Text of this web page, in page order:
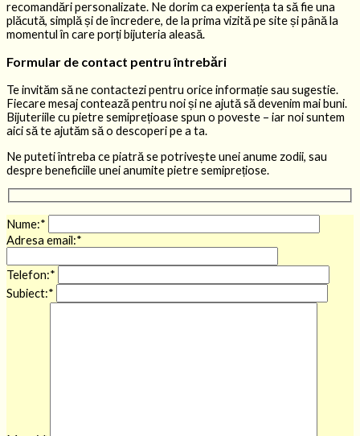
recomandări personalizate. Ne dorim ca experiența ta să fie una
plăcută, simplă și de încredere, de la prima vizită pe site și până la
momentul în care porți bijuteria aleasă.
Formular de contact pentru întrebări
Te invităm să ne contactezi pentru orice informație sau sugestie.
Fiecare mesaj contează pentru noi și ne ajută să devenim mai buni.
Bijuteriile cu pietre semiprețioase spun o poveste – iar noi suntem
aici să te ajutăm să o descoperi pe a ta.
Ne puteti întreba ce piatră se potrivește unei anume zodii, sau
despre beneficiile unei anumite pietre semiprețiose.
Nume:*
Adresa email:*
Telefon:*
Subiect:*